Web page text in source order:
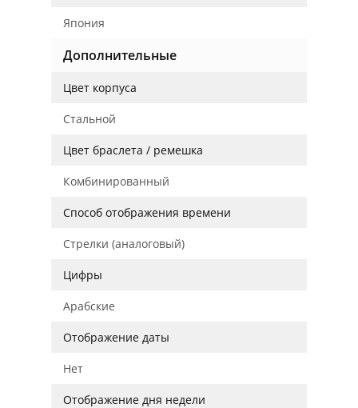
Япония
Дополнительные
Цвет корпуса
Стальной
Цвет браслета / ремешка
Комбинированный
Способ отображения времени
Стрелки (аналоговый)
Цифры
Арабские
Отображение даты
Нет
Отображение дня недели